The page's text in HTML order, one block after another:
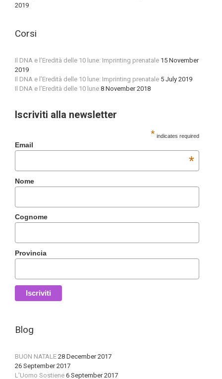
2019
Corsi
Il DNA e l’Eredità delle 10 lune: Imprinting prenatale 15 November
2019
Il DNA e l’Eredità delle 10 lune: Imprinting prenatale 5 July 2019
Il DNA e l’Eredità delle 10 lune 8 November 2018
Iscriviti alla newsletter
* indicates required
Email
*
Nome
Cognome
Provincia
Blog
BUON NATALE 28 December 2017
26 September 2017
L’Uomo Sostiene 6 September 2017